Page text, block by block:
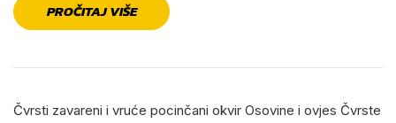
PROČITAJ VIŠE
Čvrsti zavareni i vruće pocinčani okvir Osovine i ovjes Čvrste